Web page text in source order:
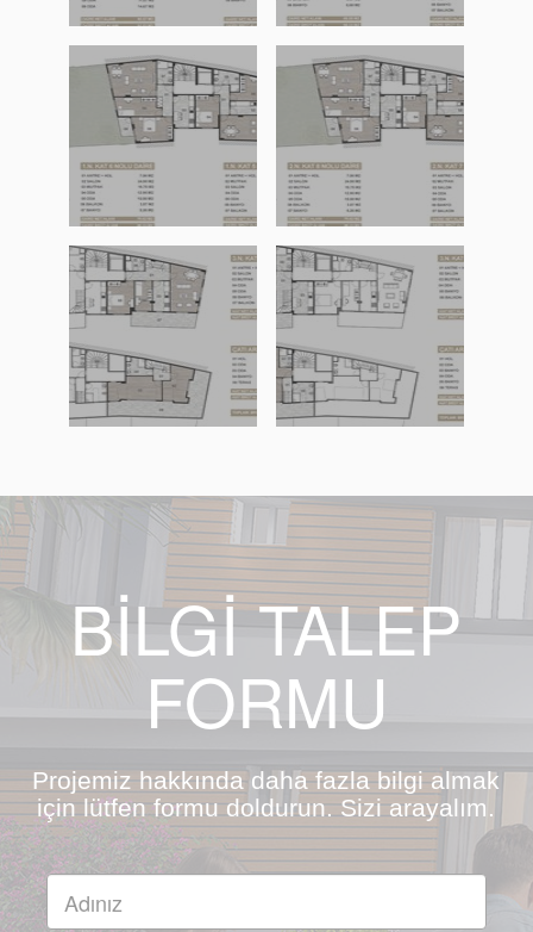
BİLGİ TALEP
FORMU
Projemiz hakkında daha fazla bilgi almak
için lütfen formu doldurun. Sizi arayalım.